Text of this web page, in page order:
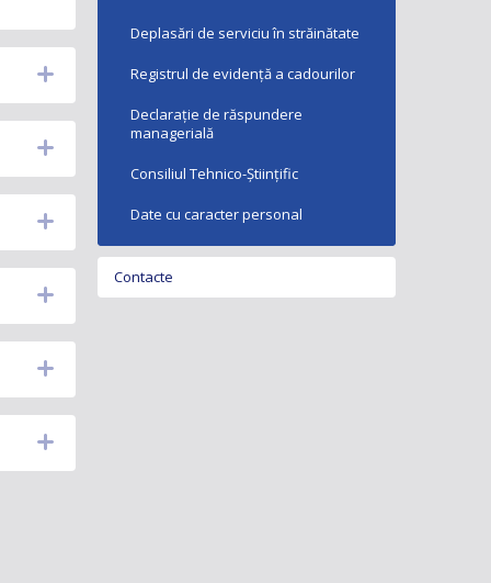
Deplasări de serviciu în străinătate
Registrul de evidență a cadourilor
Declarație de răspundere
managerială
Consiliul Tehnico-Științific
Date cu caracter personal
Contacte